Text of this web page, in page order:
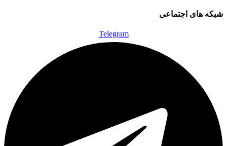
شبکه های اجتماعی
Telegram